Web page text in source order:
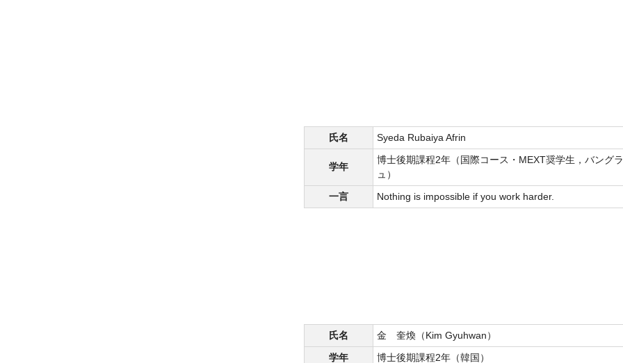
氏名 Syeda Rubaiya Afrin
学年
博士後期課程2年（国際コース・MEXT奨学生，バング
ュ）
一言
Nothing is impossible if you work harder.
氏名
金 奎煥（Kim Gyuhwan）
学年
博士後期課程2年（韓国）